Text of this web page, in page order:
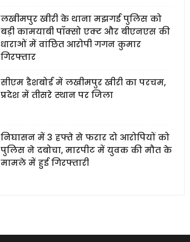
लखीमपुर खीरी के थाना मझगई पुलिस को
बड़ी कामयाबी पॉक्सो एक्ट और बीएनएस की
धाराओं में वांछित आरोपी गगन कुमार
गिरफ्तार
सीएम डैशबोर्ड में लखीमपुर खीरी का परचम,
प्रदेश में तीसरे स्थान पर जिला
निघासन में 3 हफ्ते से फरार दो आरोपियों को
पुलिस ने दबोचा, मारपीट में युवक की मौत के
मामले में हुई गिरफ्तारी